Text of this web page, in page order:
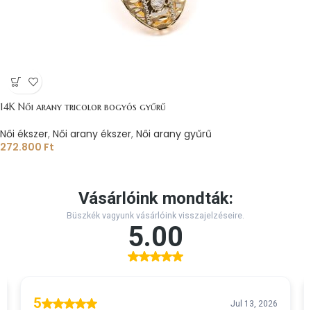
14K Női arany tricolor bogyós gyűrű
Női ékszer, Női arany ékszer, Női arany gyűrű
272.800 Ft